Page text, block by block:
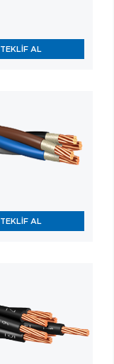
TEKLİF AL
TEKLİF AL